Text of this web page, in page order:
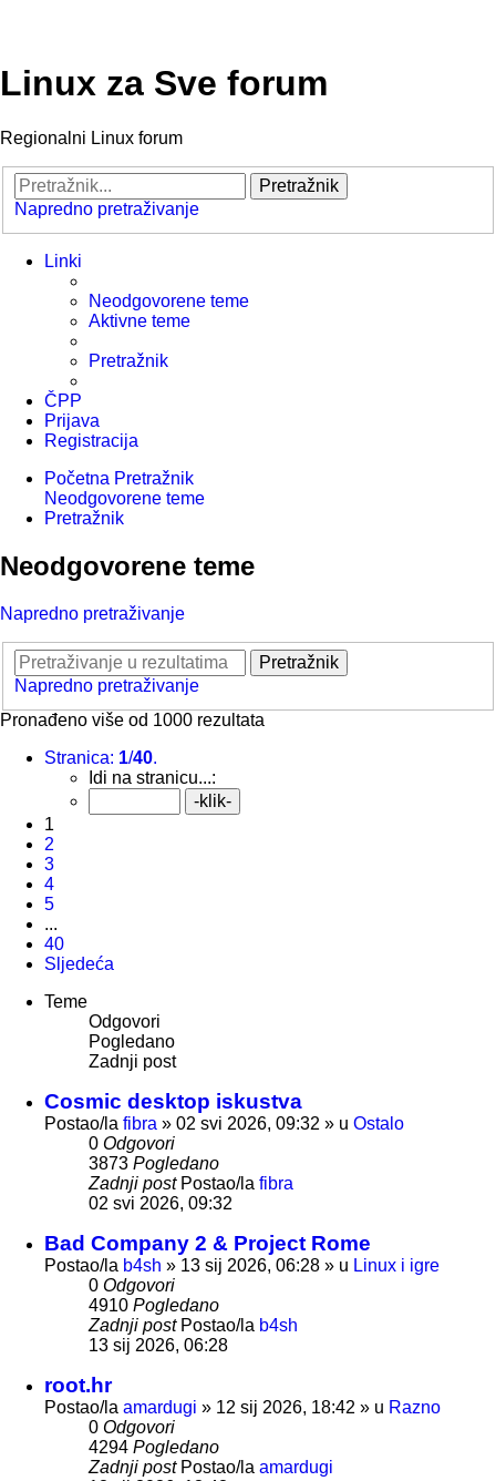
Linux za Sve forum
Regionalni Linux forum
Pretražnik
Napredno pretraživanje
Linki
Neodgovorene teme
Aktivne teme
Pretražnik
ČPP
Prijava
Registracija
Početna Pretražnik
Neodgovorene teme
Pretražnik
Neodgovorene teme
Napredno pretraživanje
Pretražnik
Napredno pretraživanje
Pronađeno više od 1000 rezultata
Stranica: 1/40.
Idi na stranicu...:
1
2
3
4
5
...
40
Sljedeća
Teme
Odgovori
Pogledano
Zadnji post
Cosmic desktop iskustva
Postao/la fibra » 02 svi 2026, 09:32 » u Ostalo
0 Odgovori
3873 Pogledano
Zadnji post Postao/la fibra
02 svi 2026, 09:32
Bad Company 2 & Project Rome
Postao/la b4sh » 13 sij 2026, 06:28 » u Linux i igre
0 Odgovori
4910 Pogledano
Zadnji post Postao/la b4sh
13 sij 2026, 06:28
root.hr
Postao/la amardugi » 12 sij 2026, 18:42 » u Razno
0 Odgovori
4294 Pogledano
Zadnji post Postao/la amardugi